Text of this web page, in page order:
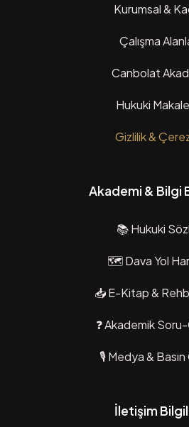
Kurumsal &
Çalışma
Canbolat
Hukuki
Gizlilik &
Akademi & Bilgi
📚 Hukuki
🗺️ Dava Yol
📥 E-Kitap &
❓ Akademik
🎙️ Medya & Basın
İletişim